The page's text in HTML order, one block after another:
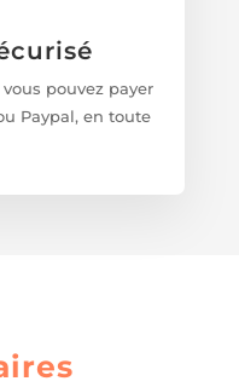
pouvez payer
Paypal, en toute